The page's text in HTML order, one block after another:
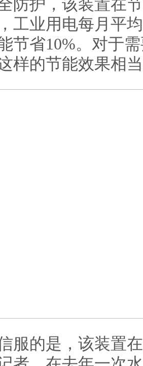
护，该装置在节
工业用电每月平
节省10%。对于
样的节能效果相
的是，该装置在